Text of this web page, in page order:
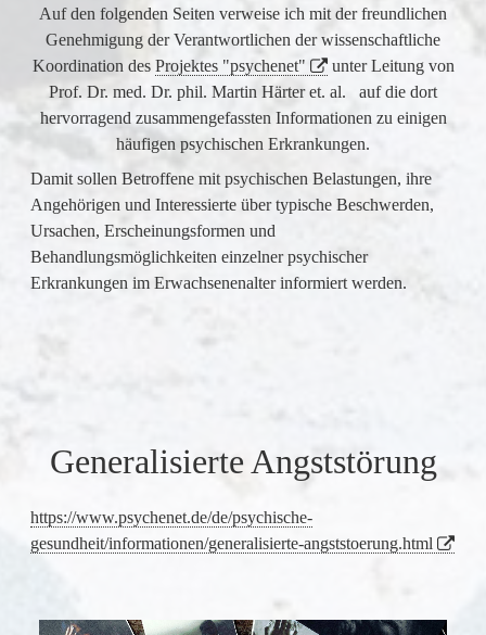
Auf den folgenden Seiten verweise ich mit der freundlichen
Genehmigung der Verantwortlichen der wissenschaftliche
Koordination des Projektes "psychenet"
unter Leitung von
Prof. Dr. med. Dr. phil. Martin Härter et. al. auf die dort
hervorragend zusammengefassten Informationen zu einigen
häufigen psychischen Erkrankungen.
Damit sollen Betroffene mit psychischen Belastungen, ihre
Angehörigen und Interessierte über typische Beschwerden,
Ursachen, Erscheinungsformen und
Behandlungsmöglichkeiten einzelner psychischer
Erkrankungen im Erwachsenenalter informiert werden.
Generalisierte Angststörung
https://www.psychenet.de/de/psychische-
gesundheit/informationen/generalisierte-angststoerung.html